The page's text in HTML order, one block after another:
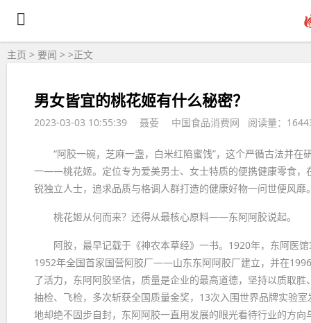
主页 > 要闻 > >正文
男女皆宜的桃花姬有什么秘密？
2023-03-03 10:55:39 聂荌 中国食品消费网 阅读量：
“阿胶一碗，芝麻一盏，白米红陷蜜饯”，这个严循古法并
一——桃花姬。定位专为爱美男士、女士特质的便携健康零食，
锐独立人士，追求品质与格调人群打造的健康好物一问世便风
桃花姬从何而来？还得从最核心原料——东阿阿胶说起。
阿胶，最早记载于《神农本草经》一书。1920年，东阿医
1952年全国首家国营阿胶厂——山东东阿阿胶厂建立，并在
了活力，东阿阿胶坚信，质量是企业的最高道德，坚持以质取
抽检、飞检，多次斩获全国质量金奖，13次入围世界品牌实验
地却绝不固步自封，东阿阿胶一直用发展的眼光看待行业的方